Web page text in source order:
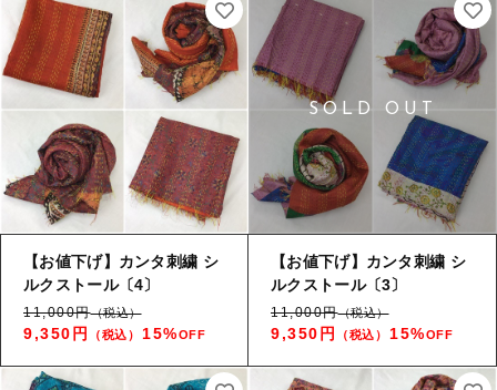
【お値下げ】カンタ刺繍 シ
ルクストール〔4〕
11,000円（税込）
9,350円 （税込） 15%OFF
【お値下げ】カンタ刺繍 シ
ルクストール〔3〕
11,000円（税込）
9,350円 （税込） 15%OFF